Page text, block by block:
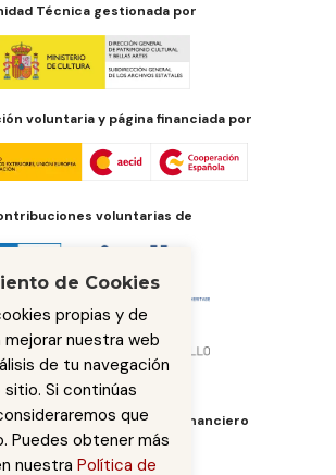
Técnica gestionada por
voluntaria y página financiada por
voluntarias de
administración del fondo financiero
de Cookies
propias y de
nuestra web
de tu navegación
Si continúas
que
Puedes obtener más
nuestra Política de